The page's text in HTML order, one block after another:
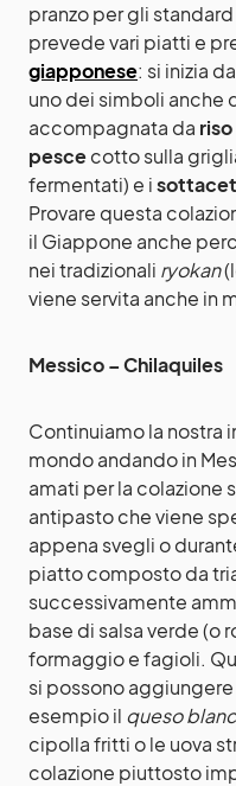
pranzo per gli
prevede vari piatti e
giapponese: si inizia
uno dei simboli anche
accompagnata da riso
pescecotto sulla
fermentati) e i
Provare questa
il Giappone anche
nei tradizionali ryokan
viene servita anche in
Messico – Chilaquiles
Continuiamo la nostra
mondo andando in
amati per la colazione
antipasto che viene
appena svegli o
piatto composto da
successivamente
base di salsa verde (o
formaggio e fagioli.
si possono
esempio il queso
cipolla fritti o le uova
colazione piuttosto